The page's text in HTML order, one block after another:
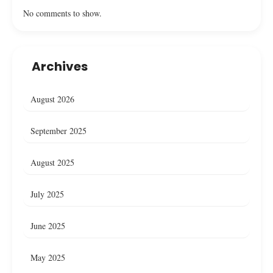
No comments to show.
Archives
August 2026
September 2025
August 2025
July 2025
June 2025
May 2025